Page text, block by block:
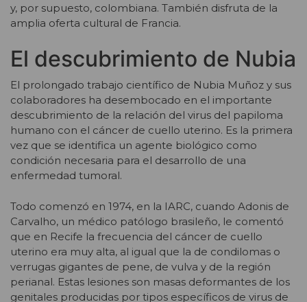
y, por supuesto, colombiana. También disfruta de la
amplia oferta cultural de Francia.
El descubrimiento de Nubia
El prolongado trabajo científico de Nubia Muñoz y sus
colaboradores ha desembocado en el importante
descubrimiento de la relación del virus del papiloma
humano con el cáncer de cuello uterino. Es la primera
vez que se identifica un agente biológico como
condición necesaria para el desarrollo de una
enfermedad tumoral.
Todo comenzó en 1974, en la IARC, cuando Adonis de
Carvalho, un médico patólogo brasileño, le comentó
que en Recife la frecuencia del cáncer de cuello
uterino era muy alta, al igual que la de condilomas o
verrugas gigantes de pene, de vulva y de la región
perianal. Estas lesiones son masas deformantes de los
genitales producidas por tipos específicos de virus de